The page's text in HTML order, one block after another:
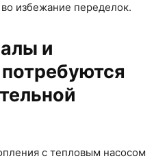
избежание переделок.
и
с тепловым насосом